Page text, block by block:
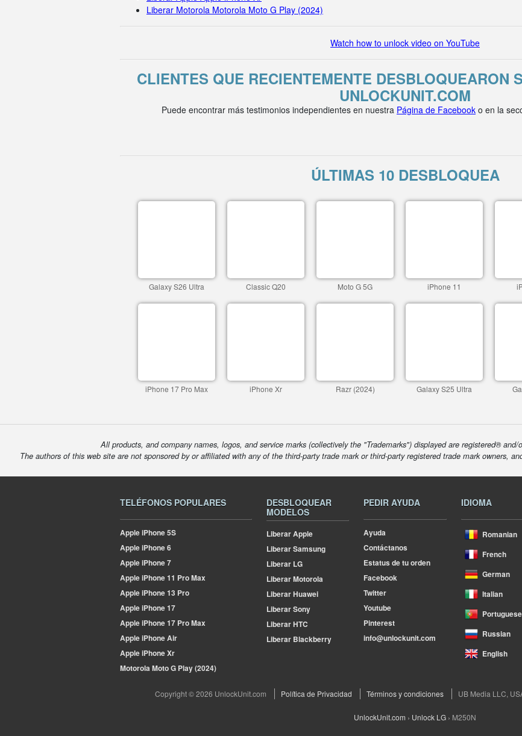
Liberar Motorola Motorola Moto G Play (2024)
Watch how to unlock video on YouTube
CLIENTES QUE RECIENTEMENTE DESBLOQUEARON
UNLOCKUNIT.COM
Puede encontrar más testimonios independientes en nuestra Página de Facebook o en la
ÚLTIMAS 10 DESBLOQUEA
Galaxy S26 Ultra Classic Q20 Moto G 5G iPhone 11
iPhone 17 Pro Max iPhone Xr Razr (2024) Galaxy S25 Ultra
All products, and company names, logos, and service marks (collectively the "Trademarks") displayed are registered®
The authors of this web site are not sponsored by or affiliated with any of the third-party trade mark or third-party registered trade mark owners,
TELÉFONOS POPULARES
AppleiPhone 5S
AppleiPhone 6
AppleiPhone 7
AppleiPhone 11 Pro Max
AppleiPhone 13 Pro
AppleiPhone 17
AppleiPhone 17 Pro Max
AppleiPhone Air
AppleiPhone Xr
MotorolaMoto G Play (2024)
DESBLOQUEAR
MODELOS
Liberar Apple
Liberar Samsung
Liberar LG
Liberar Motorola
Liberar Huawei
Liberar Sony
Liberar HTC
Liberar Blackberry
PEDIR AYUDA
Ayuda
Contáctanos
Estatus de tu orden
Facebook
Twitter
Youtube
Pinterest
info@unlockunit.com
IDIOMA
Romanian
French
German
Italian
Portuguese
Russian
English
Copyright © 2026 UnlockUnit.com Política de Privacidad Términos y condiciones UB Media LLC,
UnlockUnit.com › Unlock LG › M250N